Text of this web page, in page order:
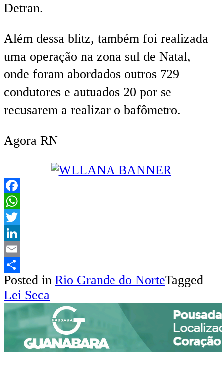
Detran.
Além dessa blitz, também foi realizada
uma operação na zona sul de Natal,
onde foram abordados outros 729
condutores e autuados 20 por se
recusarem a realizar o bafômetro.
Agora RN
Facebook
WhatsApp
Twitter
LinkedIn
Email
Share
Posted in Rio Grande do NorteTagged
Lei Seca